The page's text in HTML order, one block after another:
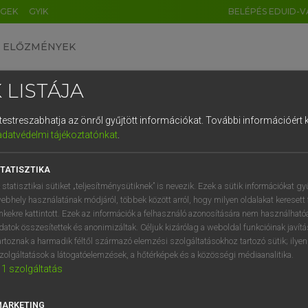
GYIK BELÉPÉS EDUID-
ELŐZMÉNYEK
uniós terminológiai szótár
VAN ELŐFIZETÉSED?
előfizetésem a teljes szócikk
NINCS ELŐFIZETÉSED?
LISTÁJA
az önről gyűjtött információkat. További információért
tájékoztatónkat.
statisztikai sütiket „teljesítménysütiknek” is nevezik. Ezek a sütik információkat
használatának módjáról, többek között arról, hogy milyen oldalakat keresett
kattintott. Ezek az információk a felhasználó azonosítására nem
összesítettek és anonimizáltak. Céljuk kizárólag a weboldal funkcióinak
a harmadik féltől származó elemzési szolgáltatásokhoz tartozó sütik;
a látogatóelemzések, a hőtérképek és a közösségi médiaanalitika.
1 szolgáltatás
DE CN FR ES IT NL
1 2 3 4 5 6 7 8 9
q w e r t z u i
a s d f g h j k l é
í y x c v b n m , .